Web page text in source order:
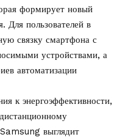
формирует новый
Для пользователей в
связку смартфона с
устройствами, а
автоматизации
к энергоэффективности,
выглядит